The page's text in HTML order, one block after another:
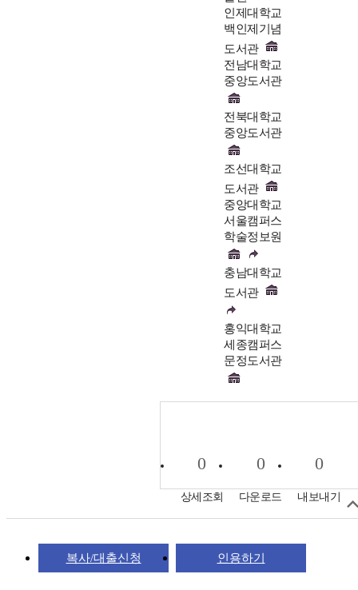
인제대학교
백인제기념
도서관
전남대학교
중앙도서관
전북대학교
중앙도서관
조선대학교
도서관
중앙대학교
서울캠퍼스
학술정보원
충남대학교
도서관
홍익대학교
세종캠퍼스
문정도서관
0
상세조회
0
다운로드
0
내보내기
복사/대출신청 인용하기